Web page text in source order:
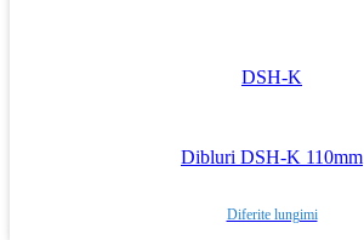
DSH-K
Dibluri DSH-K 110mm
Diferite lungimi